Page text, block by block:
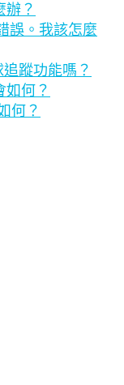
辦？
誤。我該怎麼
蹤功能嗎？
如何？
何？